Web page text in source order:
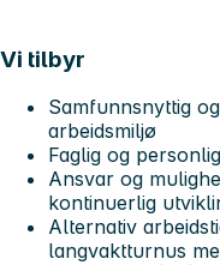
Vi tilbyr
Samfunnsnyttig
arbeidsmiljø
Faglig og
Ansvar og
kontinuerlig
Alternativ
langvaktturnus